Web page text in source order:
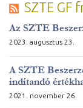
SZTE GF
Az SZTE
2023. augusztus 23.
A SZTE
indítandó
2021. november 26.